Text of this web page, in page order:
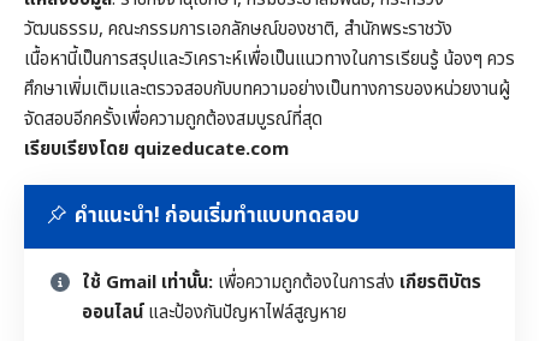
วัฒนธรรม, คณะกรรมการเอกลักษณ์ของชาติ, สำนักพระราชวัง
เนื้อหานี้เป็นการสรุปและวิเคราะห์เพื่อเป็นแนวทางในการเรียนรู้ น้องๆ ควร
ศึกษาเพิ่มเติมและตรวจสอบกับบทความอย่างเป็นทางการของหน่วยงานผู้
จัดสอบอีกครั้งเพื่อความถูกต้องสมบูรณ์ที่สุด
เรียบเรียงโดย quizeducate.com
คำแนะนำ! ก่อนเริ่มทำแบบทดสอบ
ใช้ Gmail เท่านั้น: เพื่อความถูกต้องในการส่ง เกียรติบัตร
ออนไลน์และป้องกันปัญหาไฟล์สูญหาย